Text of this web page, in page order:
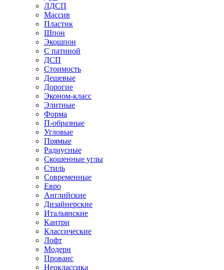
ЛДСП
Массив
Пластик
Шпон
Экошпон
С патиной
ДСП
Стоимость
Дешевые
Дорогие
Эконом-класс
Элитные
Форма
П-образные
Угловые
Прямые
Радиусные
Скошенные углы
Стиль
Современные
Евро
Английские
Дизайнерские
Итальянские
Кантри
Классические
Лофт
Модерн
Прованс
Неоклассика